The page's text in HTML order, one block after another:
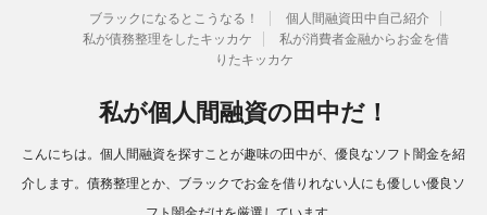
ブラックになるとこうなる！
個人間融資田中自己紹介
私が債務整理をしたキッカケ
私が消費者金融からお金を借
りたキッカケ
私が個人間融資の田中だ！
こんにちは。個人間融資を探すことが趣味の田中が、優良なソフト闇金を紹
介します。債務整理とか、ブラックでお金を借りれない人にも優しい優良ソ